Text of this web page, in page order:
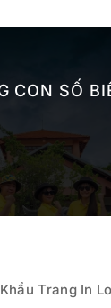
CON SỐ
Khẩu Trang In